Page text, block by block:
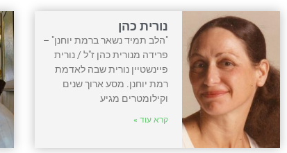
נורית כהן
"הלב תמיד נשאר ברמת יוחנן" –
פרידה מנורית כהן ז"ל / נורית
פיינשטיין נורית שבה לאדמת
רמת יוחנן. מסע ארוך שנים
וקילומטרים מגיע
קרא עוד »